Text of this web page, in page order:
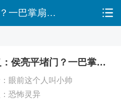
名义：侯亮平堵门？一巴掌扇飞！
眼前这个人叫小帅
恐怖灵异
名义：侯亮平堵门？一巴掌扇飞！